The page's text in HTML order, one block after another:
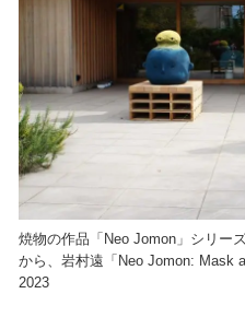
焼物の作品「Neo Jomon」シリー
から、岩村遠「Neo Jomon: Mask
2023